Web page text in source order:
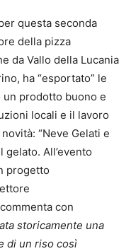
questa seconda
della pizza
da Vallo della Lucania
ha “esportato” le
prodotto buono e
locali e il lavoro
“Neve Gelati e
All’evento
progetto
commenta con
storicamente una
di un riso così